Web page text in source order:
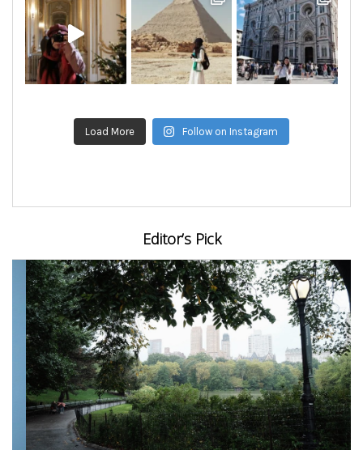
Load More Follow on Instagram
Editor’s Pick